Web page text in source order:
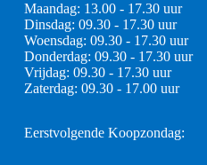
Maandag: 13.00 - 17.30 uur
Dinsdag: 09.30 - 17.30 uur
Woensdag: 09.30 - 17.30 uur
Donderdag: 09.30 - 17.30 uur
Vrijdag: 09.30 - 17.30 uur
Zaterdag: 09.30 - 17.00 uur
Eerstvolgende Koopzondag: